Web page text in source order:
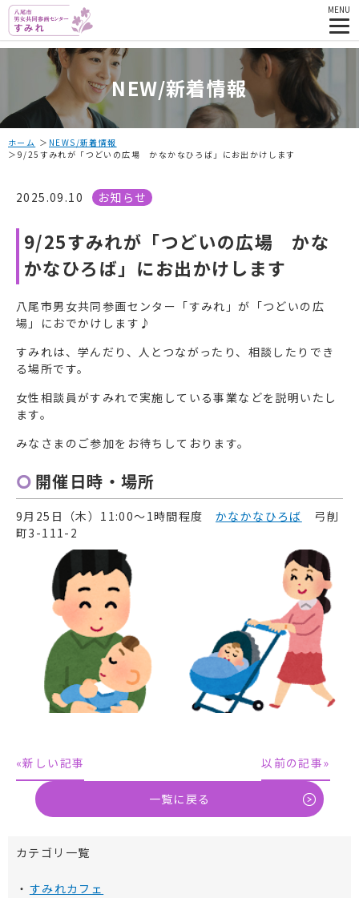
MENU
NEW/新着情報
ホーム
NEWS/新着情報
9/25すみれが「つどいの広場 かなかなひろば」にお出かけします
2025.09.10 お知らせ
9/25すみれが「つどいの広場 かな
かなひろば」にお出かけします
八尾市男女共同参画センター「すみれ」が「つどいの広
場」におでかけします♪
すみれは、学んだり、人とつながったり、相談したりでき
る場所です。
女性相談員がすみれで実施している事業などを説明いたし
ます。
みなさまのご参加をお待ちしております。
開催日時・場所
9月25日（木）11:00～1時間程度 かなかなひろば 弓削
町3-111-2
«新しい記事 以前の記事»
一覧に戻る
カテゴリ一覧
すみれカフェ